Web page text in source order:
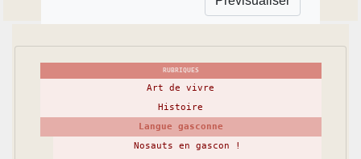
RUBRIQUES
Art de vivre
Histoire
Langue gasconne
Nosauts en gascon !